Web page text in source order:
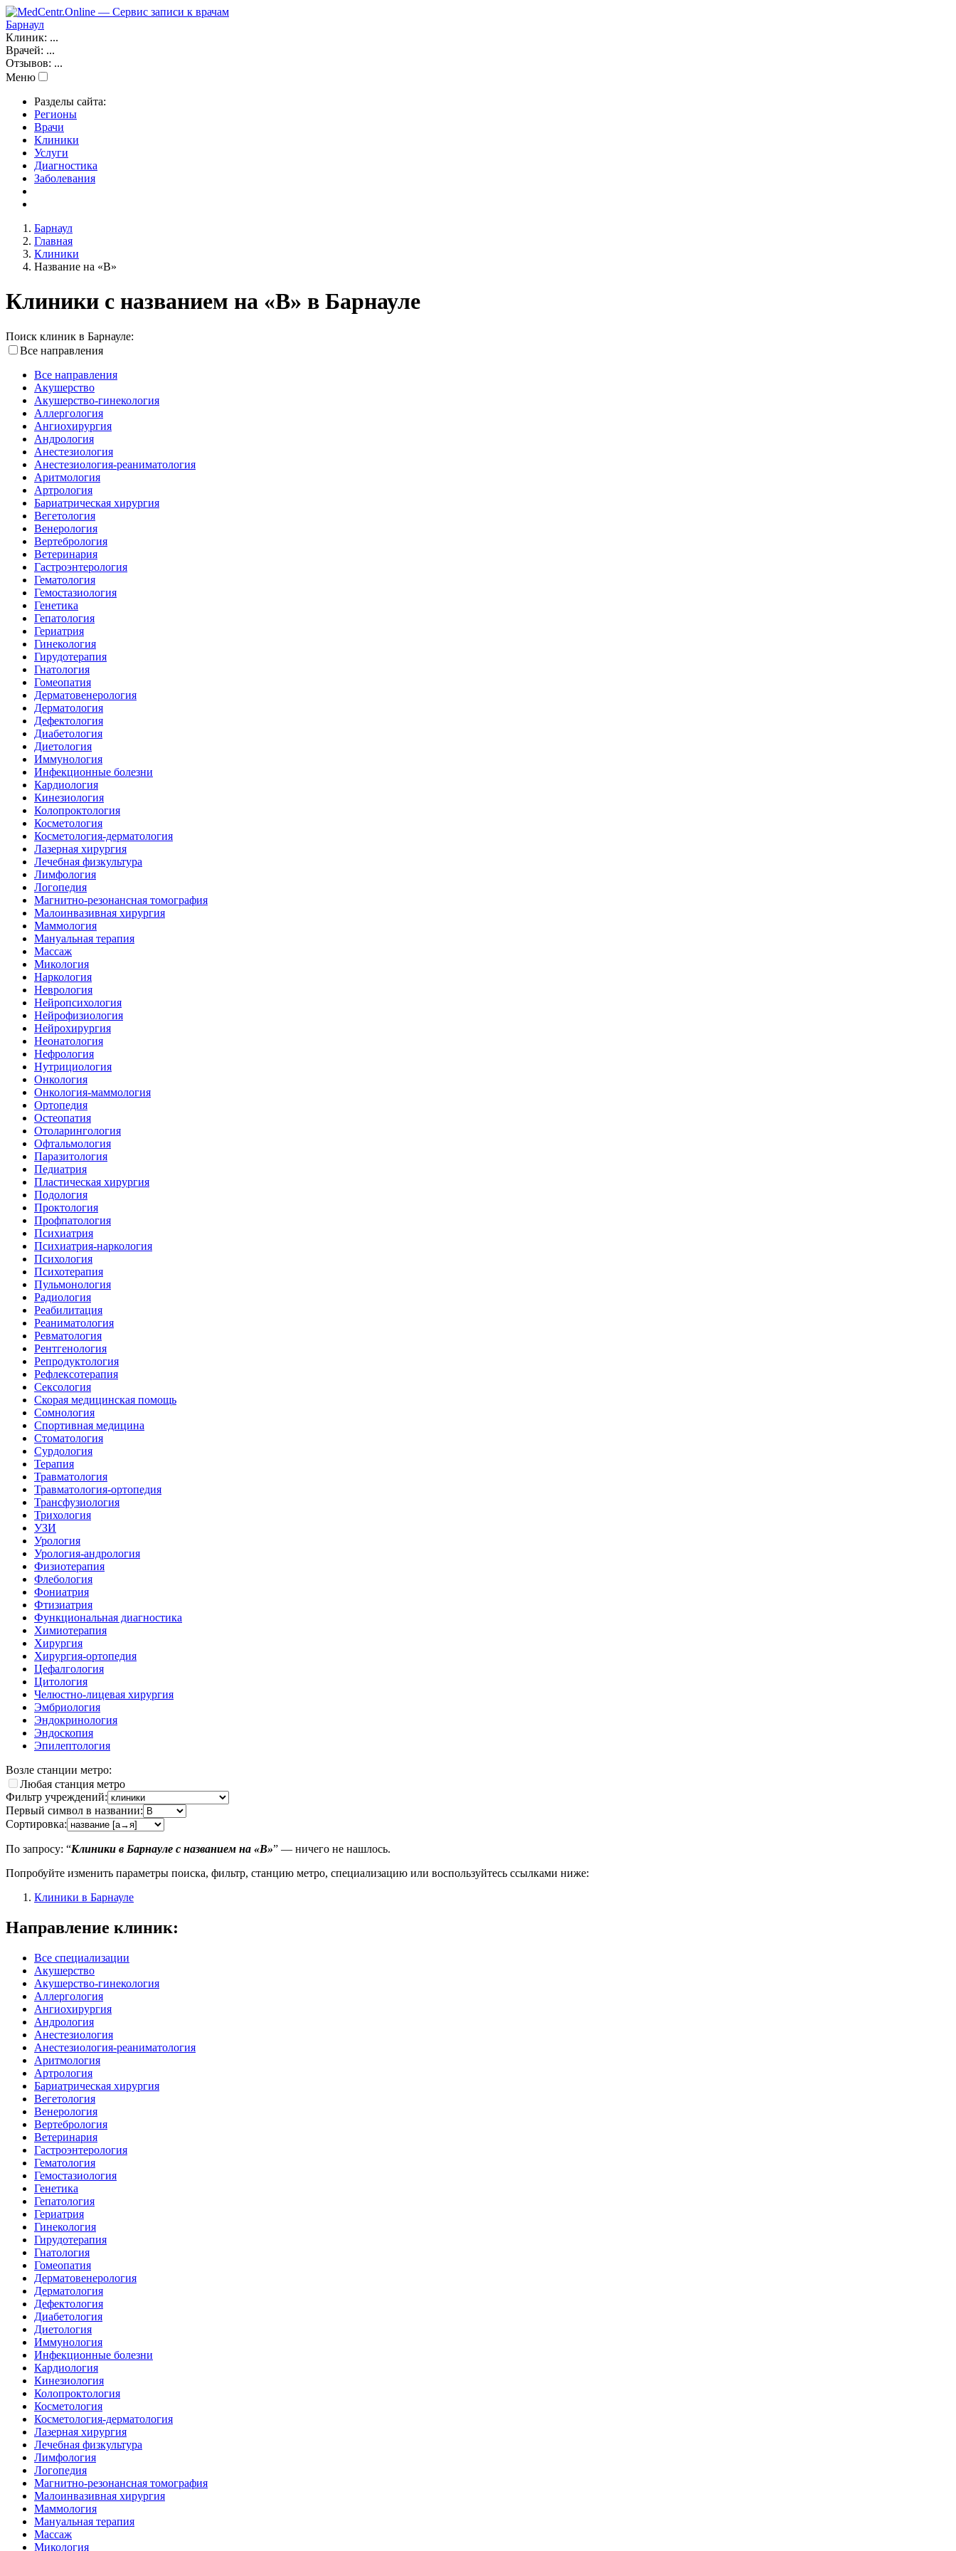
Барнаул
Клиник: ...
Врачей: ...
Отзывов: ...
Меню
Разделы сайта:
Регионы
Врачи
Клиники
Услуги
Диагностика
Заболевания
Барнаул
Главная
Клиники
Название на «B»
Клиники с названием на «B» в Барнауле
Поиск клиник в Барнауле:
Все направления
Все направления
Акушерство
Акушерство-гинекология
Аллергология
Ангиохирургия
Андрология
Анестезиология
Анестезиология-реаниматология
Аритмология
Артрология
Бариатрическая хирургия
Вегетология
Венерология
Вертебрология
Ветеринария
Гастроэнтерология
Гематология
Гемостазиология
Генетика
Гепатология
Гериатрия
Гинекология
Гирудотерапия
Гнатология
Гомеопатия
Дерматовенерология
Дерматология
Дефектология
Диабетология
Диетология
Иммунология
Инфекционные болезни
Кардиология
Кинезиология
Колопроктология
Косметология
Косметология-дерматология
Лазерная хирургия
Лечебная физкультура
Лимфология
Логопедия
Магнитно-резонансная томография
Малоинвазивная хирургия
Маммология
Мануальная терапия
Массаж
Микология
Наркология
Неврология
Нейропсихология
Нейрофизиология
Нейрохирургия
Неонатология
Нефрология
Нутрициология
Онкология
Онкология-маммология
Ортопедия
Остеопатия
Отоларингология
Офтальмология
Паразитология
Педиатрия
Пластическая хирургия
Подология
Проктология
Профпатология
Психиатрия
Психиатрия-наркология
Психология
Психотерапия
Пульмонология
Радиология
Реабилитация
Реаниматология
Ревматология
Рентгенология
Репродуктология
Рефлексотерапия
Сексология
Скорая медицинская помощь
Сомнология
Спортивная медицина
Стоматология
Сурдология
Терапия
Травматология
Травматология-ортопедия
Трансфузиология
Трихология
УЗИ
Урология
Урология-андрология
Физиотерапия
Флебология
Фониатрия
Фтизиатрия
Функциональная диагностика
Химиотерапия
Хирургия
Хирургия-ортопедия
Цефалгология
Цитология
Челюстно-лицевая хирургия
Эмбриология
Эндокринология
Эндоскопия
Эпилептология
Возле станции метро:
Любая станция метро
Фильтр учреждений:
Первый символ в названии:
Сортировка:
По запросу: “Клиники в Барнауле с названием на «B»” — ничего не нашлось.
Попробуйте изменить параметры поиска, фильтр, станцию метро, специализацию или воспользуйтесь ссылками ниже:
Клиники в Барнауле
Направление клиник:
Все специализации
Акушерство
Акушерство-гинекология
Аллергология
Ангиохирургия
Андрология
Анестезиология
Анестезиология-реаниматология
Аритмология
Артрология
Бариатрическая хирургия
Вегетология
Венерология
Вертебрология
Ветеринария
Гастроэнтерология
Гематология
Гемостазиология
Генетика
Гепатология
Гериатрия
Гинекология
Гирудотерапия
Гнатология
Гомеопатия
Дерматовенерология
Дерматология
Дефектология
Диабетология
Диетология
Иммунология
Инфекционные болезни
Кардиология
Кинезиология
Колопроктология
Косметология
Косметология-дерматология
Лазерная хирургия
Лечебная физкультура
Лимфология
Логопедия
Магнитно-резонансная томография
Малоинвазивная хирургия
Маммология
Мануальная терапия
Массаж
Микология